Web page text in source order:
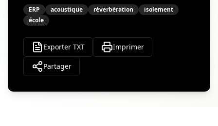
ERP acoustique réverbération
isolement
école
Exporter TXT Imprimer
Partager